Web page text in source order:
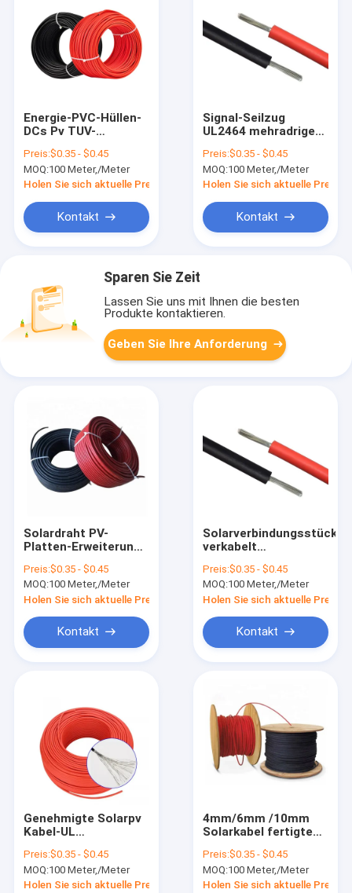
Energie-PVC-Hüllen-
DCs Pv TUV-
Isolierung Pv-
Solarkabel-1000V
Kabel
Preis:$0.35 - $0.45
MOQ:100 Meter,/Meter
Holen Sie sich aktuelle Preis
Kontakt
Signal-Seilzug
UL2464 mehradriges
20AWG twisted pair
abgeschirmter
Preis:$0.35 - $0.45
MOQ:100 Meter,/Meter
Holen Sie sich aktuelle Preis
Kontakt
Sparen Sie Zeit
Lassen Sie uns mit Ihnen die besten
Produkte kontaktieren.
Geben Sie Ihre Anforderung
Solardraht PV-
Platten-Erweiterung
Kupferdrähte des
kabel-10AWG
Preis:$0.35 - $0.45
MOQ:100 Meter,/Meter
Holen Sie sich aktuelle Preis
Kontakt
Solarverbindungsstück
verkabelt
4mm2 DCs PV
Preis:$0.35 - $0.45
MOQ:100 Meter,/Meter
Holen Sie sich aktuelle Preis
Kontakt
Genehmigte Solarpv
Kabel-UL
Verbindungsstück
6mm2 4mm
Preis:$0.35 - $0.45
MOQ:100 Meter,/Meter
Holen Sie sich aktuelle Preis
4mm/6mm /10mm
Solarkabel fertigte
Draht TUV Pv für
Sonnenkollektor
besonders an
Preis:$0.35 - $0.45
MOQ:100 Meter,/Meter
Holen Sie sich aktuelle Preis